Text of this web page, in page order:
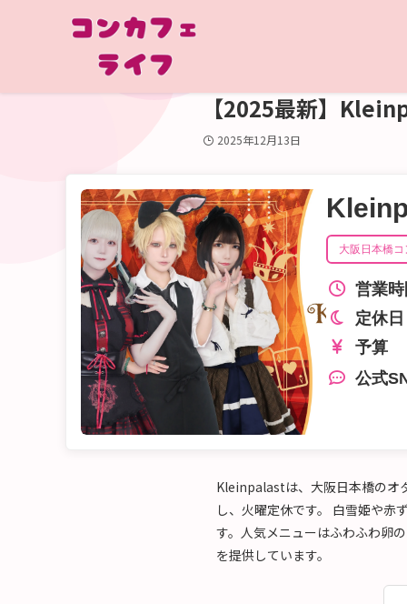
【2025最新】
2025年12月13日
大阪日本橋コ
営業時
定休日
予算
公式
Kleinpalastは、大阪日本橋のオ
し、火曜定休です。 白雪姫や赤
す。人気メニューはふわふわ卵
を提供しています。